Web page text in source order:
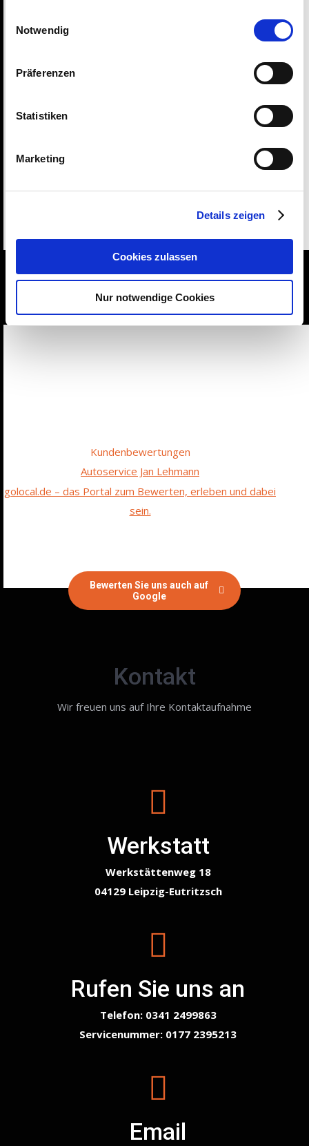
Notwendig
Präferenzen
Statistiken
Marketing
Details zeigen
Cookies zulassen
Nur notwendige Cookies
Referenzen
Zufriedene Kunden sind unsere beste Referenz
Kundenbewertungen
Autoservice Jan Lehmann
golocal.de – das Portal zum Bewerten, erleben und dabei
sein.
Bewerten Sie uns auch auf
Google
Kontakt
Wir freuen uns auf Ihre Kontaktaufnahme
Werkstatt
Werkstättenweg 18
04129 Leipzig-Eutritzsch
Rufen Sie uns an
Telefon: 0341 2499863
Servicenummer: 0177 2395213
Email